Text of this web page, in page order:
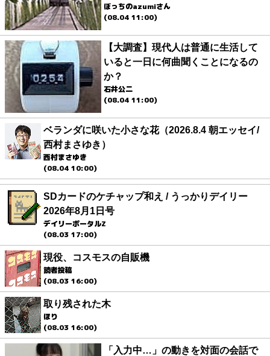
ぼっちのazumiさん
(08.04 11:00)
【大調査】現代人は普通に生活して
いると一日に何曲聞くことになるの
か？
石井公二
(08.04 11:00)
ベランダに咲いた小さな花（2026.8.4 朝エッセイ/
西村まさゆき）
西村まさゆき
(08.04 10:00)
SDカードのケチャップ和え / うっかりデイリー
2026年8月1日号
デイリーポータルZ
(08.03 17:00)
現役、コスモスの自販機
読者投稿
(08.03 16:00)
取り残された木
ほり
(08.03 16:00)
「入力中…」の動きを対面の会話で